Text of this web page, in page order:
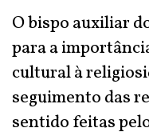
O bispo auxiliar
para a
cultural à
seguimento das
sentido feitas